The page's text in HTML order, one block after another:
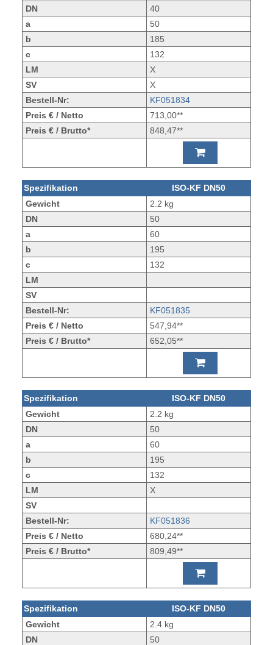
DN
40
a
50
b
185
c
132
LM
X
SV
X
Bestell-Nr:
KF051834
Preis € / Netto
713,00**
Preis € / Brutto*
848,47**
Spezifikation
ISO-KF DN50
Gewicht
2.2 kg
DN
50
a
60
b
195
c
132
LM
SV
Bestell-Nr:
KF051835
Preis € / Netto
547,94**
Preis € / Brutto*
652,05**
Spezifikation
ISO-KF DN50
Gewicht
2.2 kg
DN
50
a
60
b
195
c
132
LM
X
SV
Bestell-Nr:
KF051836
Preis € / Netto
680,24**
Preis € / Brutto*
809,49**
Spezifikation
ISO-KF DN50
Gewicht
2.4 kg
DN
50